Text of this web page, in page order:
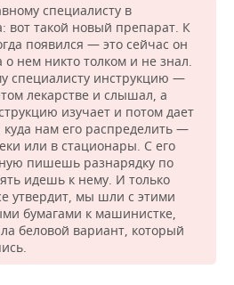
специалисту в
вот такой новый препарат. К
появился — это сейчас он
о нем никто толком и не знал.
специалисту инструкцию —
лекарстве и слышал, а
изучает и потом дает
нам его распределить —
или в стационары. С его
пишешь разнарядку по
идешь к нему. И только
утвердит, мы шли с этими
бумагами к машинистке,
беловой вариант, который